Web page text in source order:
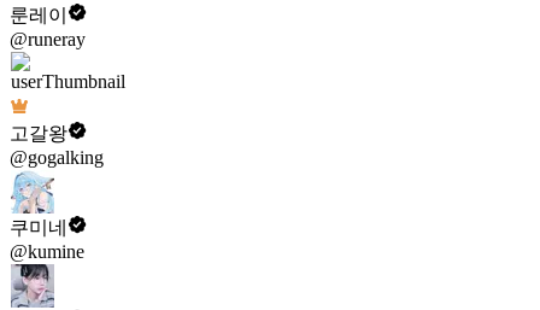
룬레이
@runeray
고갈왕
@gogalking
쿠미네
@kumine